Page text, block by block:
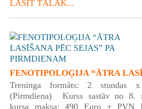
LASĪT TĀLĀK...
FENOTIPOLOĢIJA “ĀTRA
Treninga formāts: 2 stundas
(Pirmdiena) Kurss sastāv no 8.
kursa maksa: 490 Euro + PVN